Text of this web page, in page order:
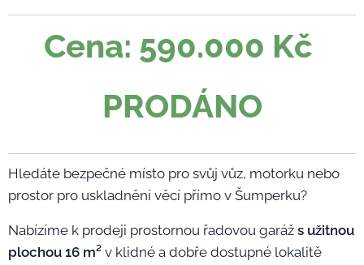
Cena: 590.000 Kč
PRODÁNO
Hledáte bezpečné místo pro svůj vůz, motorku nebo
prostor pro uskladnění věcí přímo v Šumperku?
Nabízíme k prodeji prostornou řadovou garáž s užitnou
plochou 16 m² v klidné a dobře dostupné lokalitě